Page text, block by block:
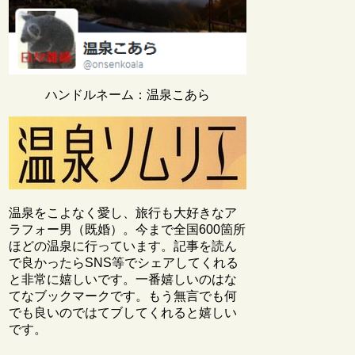
ハンドルネーム：温泉こあら
温泉をこよなく愛し、旅行も大好きなア
ラフォー男（既婚）。今まで全国600箇所
ほどの温泉に行っています。記事を読ん
で良かったらSNS等でシェアしてくれる
と非常に嬉しいです。一番嬉しいのはな
てなブックマークです。もう無言でも何
でも良いのではてブしてくれると嬉しい
です。